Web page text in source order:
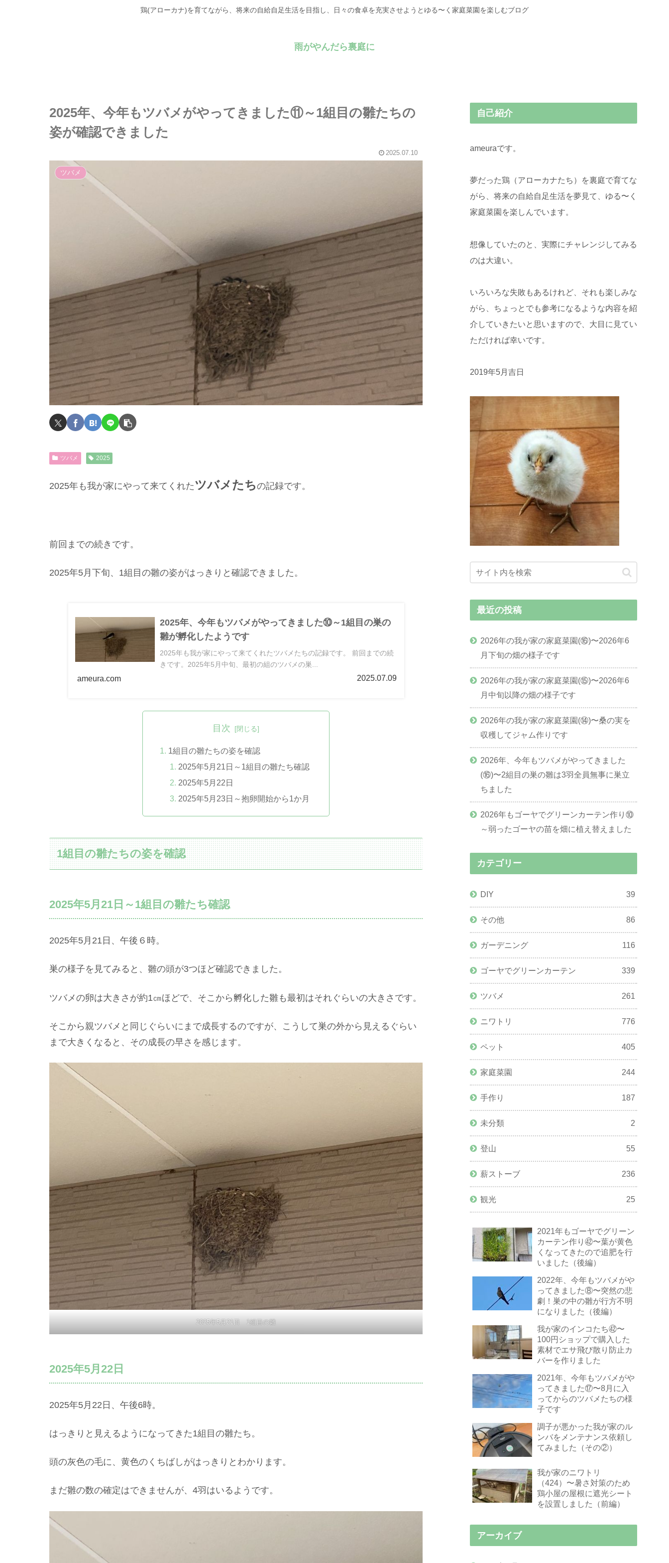
鶏(アローカナ)を育てながら、将来の自給自足生活を目指し、日々の食卓を充実させようとゆる〜く家庭菜園を楽しむブログ
雨がやんだら裏庭に
2025年、今年もツバメがやってきました⑪～1組目の雛たちの
姿が確認できました
2025.07.10
ツバメ
ツバメ 2025
2025年も我が家にやって来てくれたツバメたちの記録です。
前回までの続きです。
2025年5月下旬、1組目の雛の姿がはっきりと確認できました。
2025年、今年もツバメがやってきました⑩～1組目の巣の
雛が孵化したようです
2025年も我が家にやって来てくれたツバメたちの記録です。 前回までの続
きです。2025年5月中旬、最初の組のツバメの巣...
ameura.com 2025.07.09
目次
1組目の雛たちの姿を確認
2025年5月21日～1組目の雛たち確認
2025年5月22日
2025年5月23日～抱卵開始から1か月
1組目の雛たちの姿を確認
2025年5月21日～1組目の雛たち確認
2025年5月21日、午後６時。
巣の様子を見てみると、雛の頭が3つほど確認できました。
ツバメの卵は大きさが約1㎝ほどで、そこから孵化した雛も最初はそれぐらいの大きさです。
そこから親ツバメと同じぐらいにまで成長するのですが、こうして巣の外から見えるぐらい
まで大きくなると、その成長の早さを感じます。
2025年5月21日 1組目の雛
2025年5月22日
2025年5月22日、午後6時。
はっきりと見えるようになってきた1組目の雛たち。
頭の灰色の毛に、黄色のくちばしがはっきりとわかります。
まだ雛の数の確定はできませんが、4羽はいるようです。
自己紹介
ameuraです。
夢だった鶏（アローカナたち）を裏庭で育てな
がら、将来の自給自足生活を夢見て、ゆる〜く
家庭菜園を楽しんでいます。
想像していたのと、実際にチャレンジしてみる
のは大違い。
いろいろな失敗もあるけれど、それも楽しみな
がら、ちょっとでも参考になるような内容を紹
介していきたいと思いますので、大目に見てい
ただければ幸いです。
2019年5月吉日
最近の投稿
2026年の我が家の家庭菜園(⑯)〜2026年6
月下旬の畑の様子です
2026年の我が家の家庭菜園(⑮)〜2026年6
月中旬以降の畑の様子です
2026年の我が家の家庭菜園(⑭)〜桑の実を
収穫してジャム作りです
2026年、今年もツバメがやってきました
(⑯)〜2組目の巣の雛は3羽全員無事に巣立
ちました
2026年もゴーヤでグリーンカーテン作り⑩
～弱ったゴーヤの苗を畑に植え替えました
カテゴリー
DIY 39
その他 86
ガーデニング 116
ゴーヤでグリーンカーテン 339
ツバメ 261
ニワトリ 776
ペット 405
家庭菜園 244
手作り 187
未分類 2
登山 55
薪ストーブ 236
観光 25
2021年もゴーヤでグリーン
カーテン作り㊷〜葉が黄色
くなってきたので追肥を行
いました（後編）
2022年、今年もツバメがや
ってきました⑧〜突然の悲
劇！巣の中の雛が行方不明
になりました（後編）
我が家のインコたち㊷〜
100円ショップで購入した
素材でエサ飛び散り防止カ
バーを作りました
2021年、今年もツバメがや
ってきました⑰〜8月に入
ってからのツバメたちの様
子です
調子が悪かった我が家のル
ンバをメンテナンス依頼し
てみました（その②）
我が家のニワトリ
（424）〜暑さ対策のため
鶏小屋の屋根に遮光シート
を設置しました（前編）
アーカイブ